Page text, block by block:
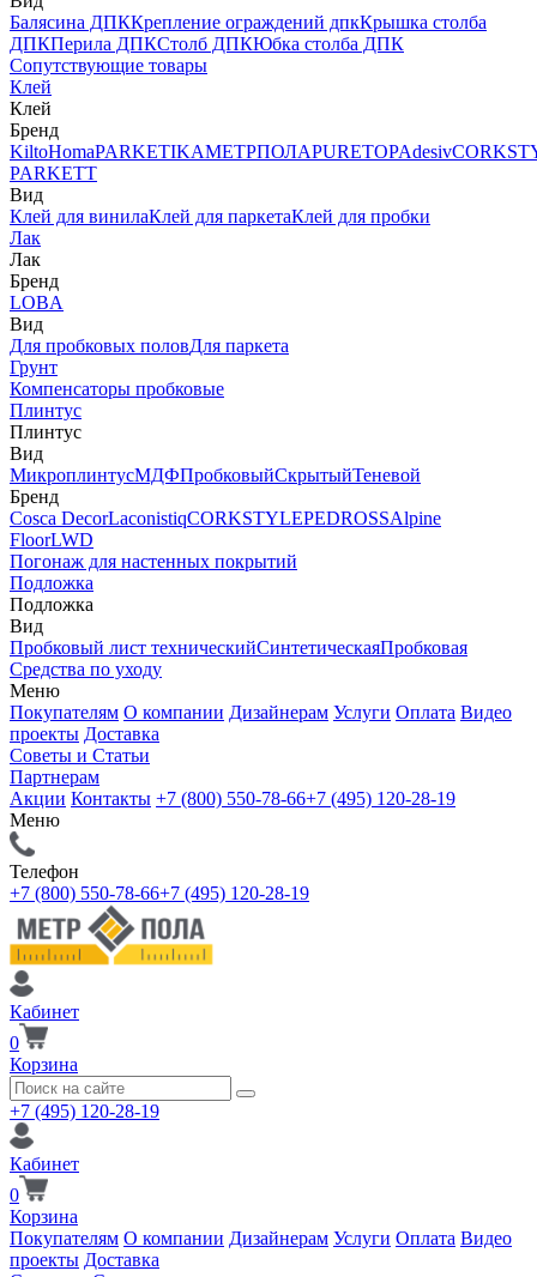
Балясина ДПККрепление ограждений дпкКрышка столба
ДПКПерила ДПКСтолб ДПКЮбка столба ДПК
Сопутствующие товары
Клей
Клей
Бренд
KiltoHomaPARKETIKAМЕТРПОЛАPURETOPAdesiv
PARKETT
Вид
Клей для винилаКлей для паркетаКлей для пробки
Лак
Лак
Бренд
LOBA
Вид
Для пробковых половДля паркета
Грунт
Компенсаторы пробковые
Плинтус
Плинтус
Вид
МикроплинтусМДФПробковыйСкрытыйТеневой
Бренд
Cosca DecorLaconistiqCORKSTYLEPEDROSSAlpine
FloorLWD
Погонаж для настенных покрытий
Подложка
Подложка
Вид
Пробковый лист техническийСинтетическаяПробковая
Средства по уходу
Меню
Покупателям О компании Дизайнерам Услуги Оплата Видео
проекты Доставка
Советы и Статьи
Партнерам
Акции Контакты +7 (800) 550-78-66+7 (495) 120-28-19
Меню
Телефон
+7 (800) 550-78-66+7 (495) 120-28-19
Кабинет
0
Корзина
+7 (495) 120-28-19
Кабинет
0
Корзина
Покупателям О компании Дизайнерам Услуги Оплата Видео
проекты Доставка